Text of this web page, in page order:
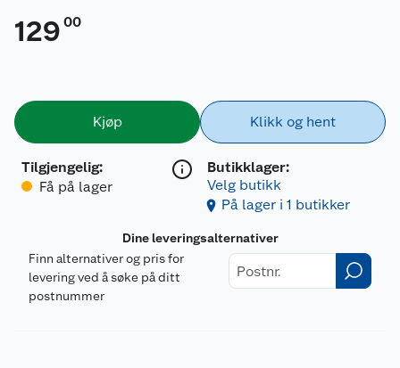
129 00
Kjøp
Tilgjengelig:
Få på lager
Klikk og hent
Butikklager:
Velg butikk
På lager i 1 butikker
Dine leveringsalternativer
Finn alternativer og pris for
levering ved å søke på ditt
postnummer